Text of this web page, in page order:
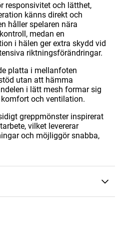
responsivitet och lätthet,
känns direkt och
håller spelaren nära
medan en
i hälen ger extra skydd vid
riktningsförändringar.
platta i mellanfoten
utan att hämma
i lätt mesh formar sig
och ventilation.
greppmönster inspirerat
vilket levererar
och möjliggör snabba,